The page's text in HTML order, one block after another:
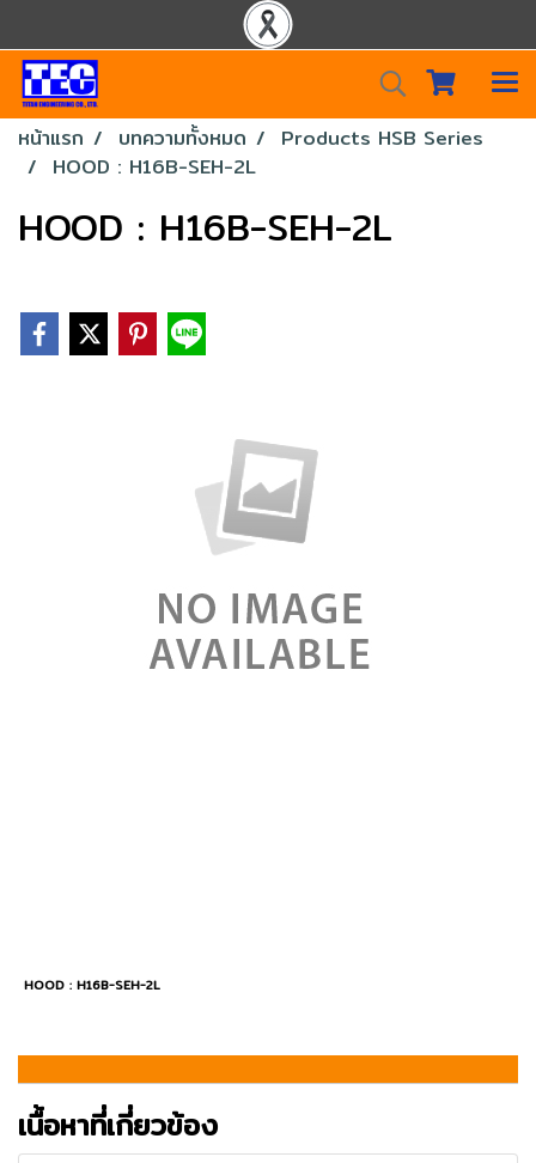
หน้าแรก บทความทั้งหมด
Products HSB Series
HOOD : H16B-SEH-2L
HOOD : H16B-SEH-2L
HOOD : H16B-SEH-2L
เนื้อหาที่เกี่ยวข้อง